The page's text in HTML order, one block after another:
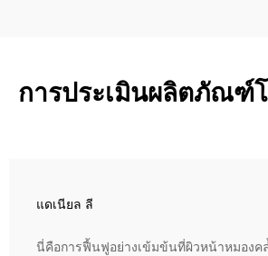
การประเมินผลิตภัณฑ์
แดเนียล ลี
นี่คือการฟื้นฟูอย่างเข้มข้นที่ผิวหน้าหมองค